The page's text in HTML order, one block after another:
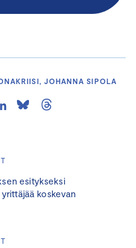
esitykseksi
koskevan
JOHANNA SIPOLA